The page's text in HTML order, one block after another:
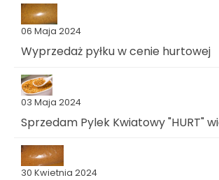
06 Maja 2024
Wyprzedaż pyłku w cenie hurtowej
03 Maja 2024
Sprzedam Pylek Kwiatowy "HURT"
30 Kwietnia 2024